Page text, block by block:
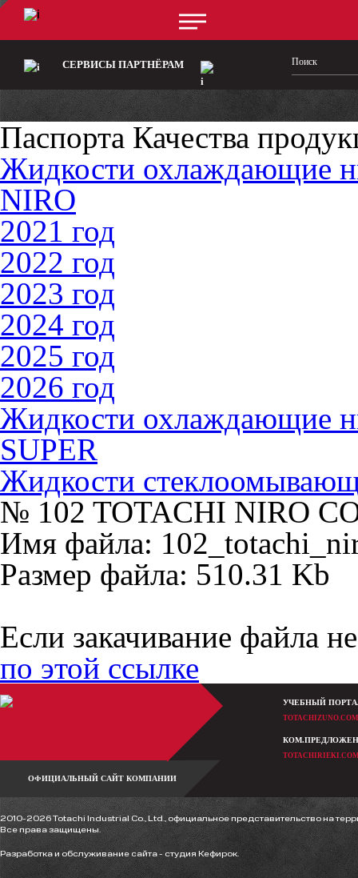
СЕРВИСЫ ПАРТНЁРАМ
Паспорта Качества
Жидкости охлаждающие
NIRO
2021 год
2022 год
2023 год
2024 год
2025 год
2026 год
Жидкости охлаждающие
SUPER
Жидкости
№ 102 TOTACHI NIRO
Имя файла:
Размер файла: 510.31 Kb
Если закачивание файла
по этой ссылке
ОФИЦИАЛЬНЫЙ САЙТ КОМПАНИИ
УЧЕБНЫЙ
TOTACHIZUNO.COM
2010-2026 Totachi Industrial Co., Ltd., официальное представительство на
Все права защищены.
Разработка и обслуживание сайта - студия Кефирок.